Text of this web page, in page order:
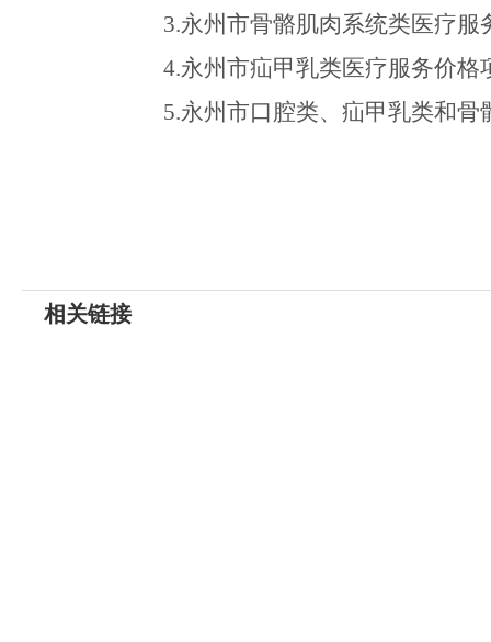
3.永州市骨骼肌肉系统类医疗服
4.永州市疝甲乳类医疗服务价格
5.永州市口腔类、疝甲乳类和骨
相关链接